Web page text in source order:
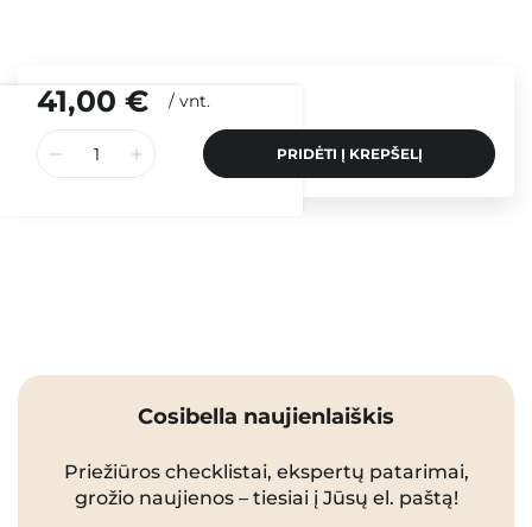
41,00 € / vnt.
PRIDĖTI Į KREPŠELĮ
Cosibella naujienlaiškis
Priežiūros checklistai, ekspertų patarimai,
grožio naujienos – tiesiai į Jūsų el. paštą!